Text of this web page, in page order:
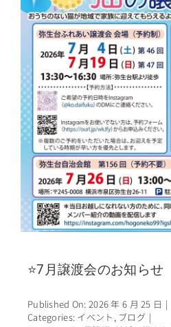
⭐7月譲渡会のお知らせ
Published On: 2026 年 6 月 25 日 |
Categories: イベント , ブログ |